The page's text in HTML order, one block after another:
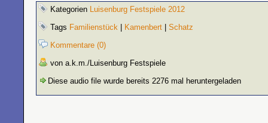
Kategorien Luisenburg Festspiele 2012
Tags Familienstück Kamenbert
Schatz
Kommentare (0)
von a.k.m./Luisenburg Festspiele
Diese audio file wurde bereits 2276 mal heruntergeladen